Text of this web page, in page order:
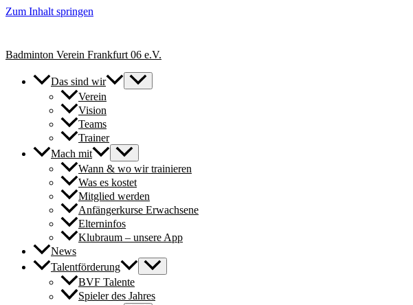
Zum Inhalt springen
Badminton Verein Frankfurt 06 e.V.
Das sind wir
Verein
Vision
Teams
Trainer
Mach mit
Wann & wo wir trainieren
Was es kostet
Mitglied werden
Anfängerkurse Erwachsene
Elterninfos
Klubraum – unsere App
News
Talentförderung
BVF Talente
Spieler des Jahres